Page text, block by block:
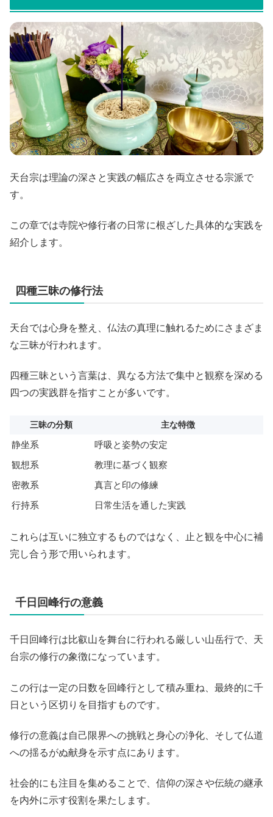
天台宗は理論の深さと実践の幅広さを両立させる宗派で
す。
この章では寺院や修行者の日常に根ざした具体的な実践を
紹介します。
四種三昧の修行法
天台では心身を整え、仏法の真理に触れるためにさまざま
な三昧が行われます。
四種三昧という言葉は、異なる方法で集中と観察を深める
四つの実践群を指すことが多いです。
三昧の分類 主な特徴
静坐系
呼吸と姿勢の安定
観想系
教理に基づく観察
密教系
真言と印の修練
行持系
日常生活を通した実践
これらは互いに独立するものではなく、止と観を中心に補
完し合う形で用いられます。
千日回峰行の意義
千日回峰行は比叡山を舞台に行われる厳しい山岳行で、天
台宗の修行の象徴になっています。
この行は一定の日数を回峰行として積み重ね、最終的に千
日という区切りを目指すものです。
修行の意義は自己限界への挑戦と身心の浄化、そして仏道
への揺るがぬ献身を示す点にあります。
社会的にも注目を集めることで、信仰の深さや伝統の継承
を内外に示す役割を果たします。